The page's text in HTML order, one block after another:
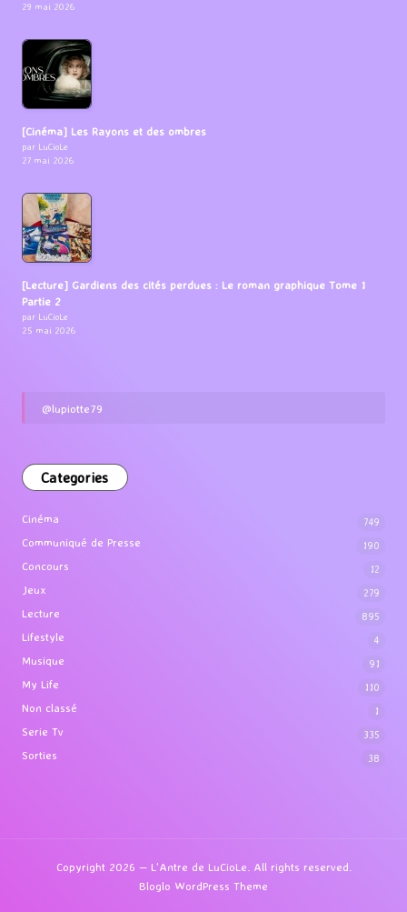
29 mai 2026
[Cinéma] Les Rayons et des ombres
par LuCioLe
27 mai 2026
[Lecture] Gardiens des cités perdues : Le roman graphique Tome 1
Partie 2
par LuCioLe
25 mai 2026
@lupiotte79
Categories
Cinéma 749
Communiqué de Presse 190
Concours 12
Jeux 279
Lecture 895
Lifestyle 4
Musique 91
My Life 110
Non classé 1
Serie Tv 335
Sorties 38
Copyright 2026 — L'Antre de LuCioLe. All rights reserved.
Bloglo WordPress Theme